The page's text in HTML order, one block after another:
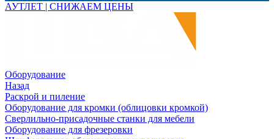
АУТЛЕТ | СНИЖАЕМ ЦЕНЫ
Оборудование
Назад
Раскрой и пиление
Оборудование для кромки (облицовки кромкой)
Сверлильно-присадочные станки для мебели
Оборудование для фрезеровки